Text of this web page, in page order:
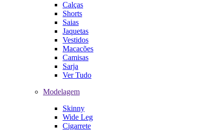
Calças
Shorts
Saias
Jaquetas
Vestidos
Macacões
Camisas
Sarja
Ver Tudo
Modelagem
Skinny
Wide Leg
Cigarrete